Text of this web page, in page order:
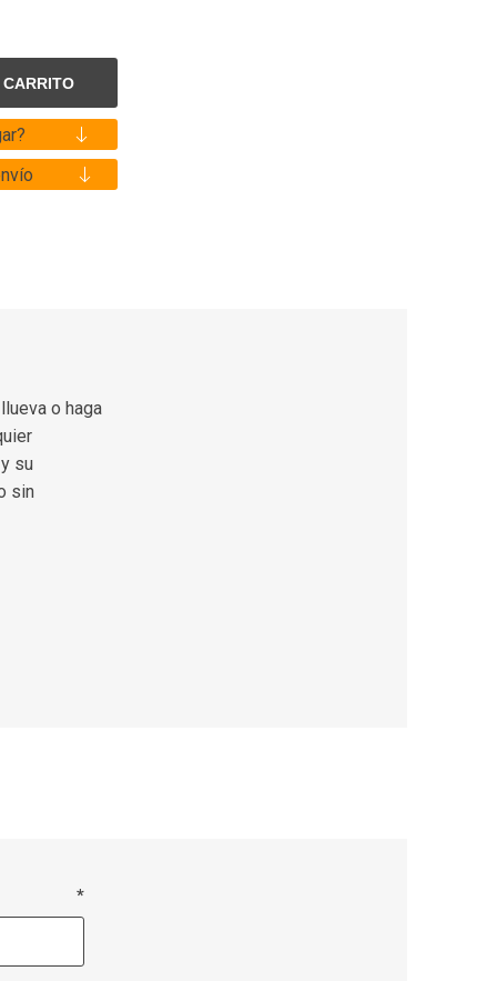
o haga
su
sin
*